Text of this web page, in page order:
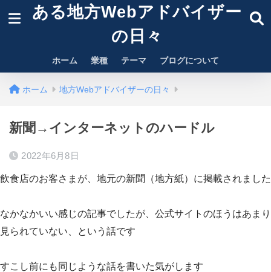
ある地方Webアドバイザー
の日々
ホーム 業種 テーマ ブログについて
ホーム 地方Webアドバイザーの日々
新聞→インターネットのハードル
2022年6月8日
飲食店のお客さまが、地元の新聞（地方紙）に掲載されました
なかなかいい感じの記事でしたが、公式サイトのほうはあまり
見られていない、という話です
すこし前にも同じような話を書いた気がします